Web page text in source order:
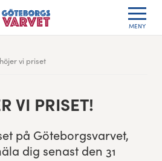
MENY
här
vi priset
VI PRISET!
på Göte­borgsvarvet,
dig senast den 31